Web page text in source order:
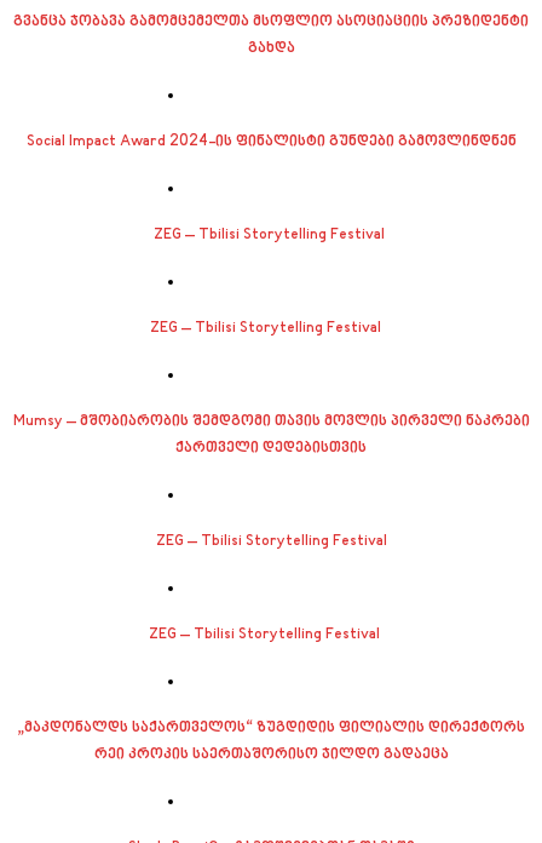
გვანცა ჯობავა გამომცემელთა მსოფლიო ასოციაციის პრეზიდენტი
გახდა
Social Impact Award 2024-ის ფინალისტი გუნდები გამოვლინდნენ
ZEG – Tbilisi Storytelling Festival
ZEG – Tbilisi Storytelling Festival
Mumsy – მშობიარობის შემდგომი თავის მოვლის პირველი ნაკრები
ქართველი დედებისთვის
ZEG – Tbilisi Storytelling Festival
ZEG – Tbilisi Storytelling Festival
„მაკდონალდს საქართველოს“ ზუგდიდის ფილიალის დირექტორს
რეი კროკის საერთაშორისო ჯილდო გადაეცა